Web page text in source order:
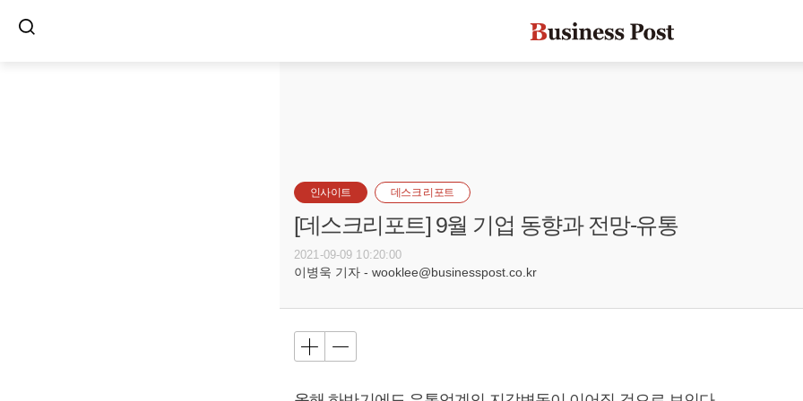
인사이트 데스크 리포트
[데스크리포트] 9월 기업 동향과 전망-유통
2021-09-09 10:20:00
이병욱 기자 - wooklee@businesspost.co.kr